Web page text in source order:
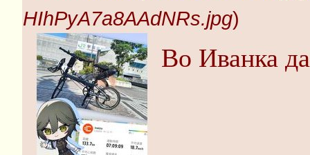
HIhPyA7a8AAdNRs.jpg)
Во Иванка